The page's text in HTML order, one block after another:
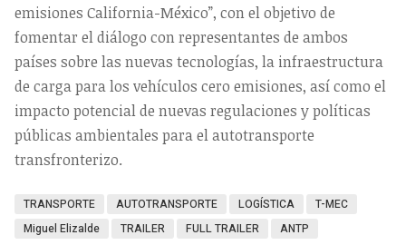
emisiones California-México”, con el objetivo de
fomentar el diálogo con representantes de ambos
países sobre las nuevas tecnologías, la infraestructura
de carga para los vehículos cero emisiones, así como el
impacto potencial de nuevas regulaciones y políticas
públicas ambientales para el autotransporte
transfronterizo.
TRANSPORTE AUTOTRANSPORTE LOGÍSTICA
T-MEC
Miguel Elizalde
TRAILER FULL TRAILER ANTP